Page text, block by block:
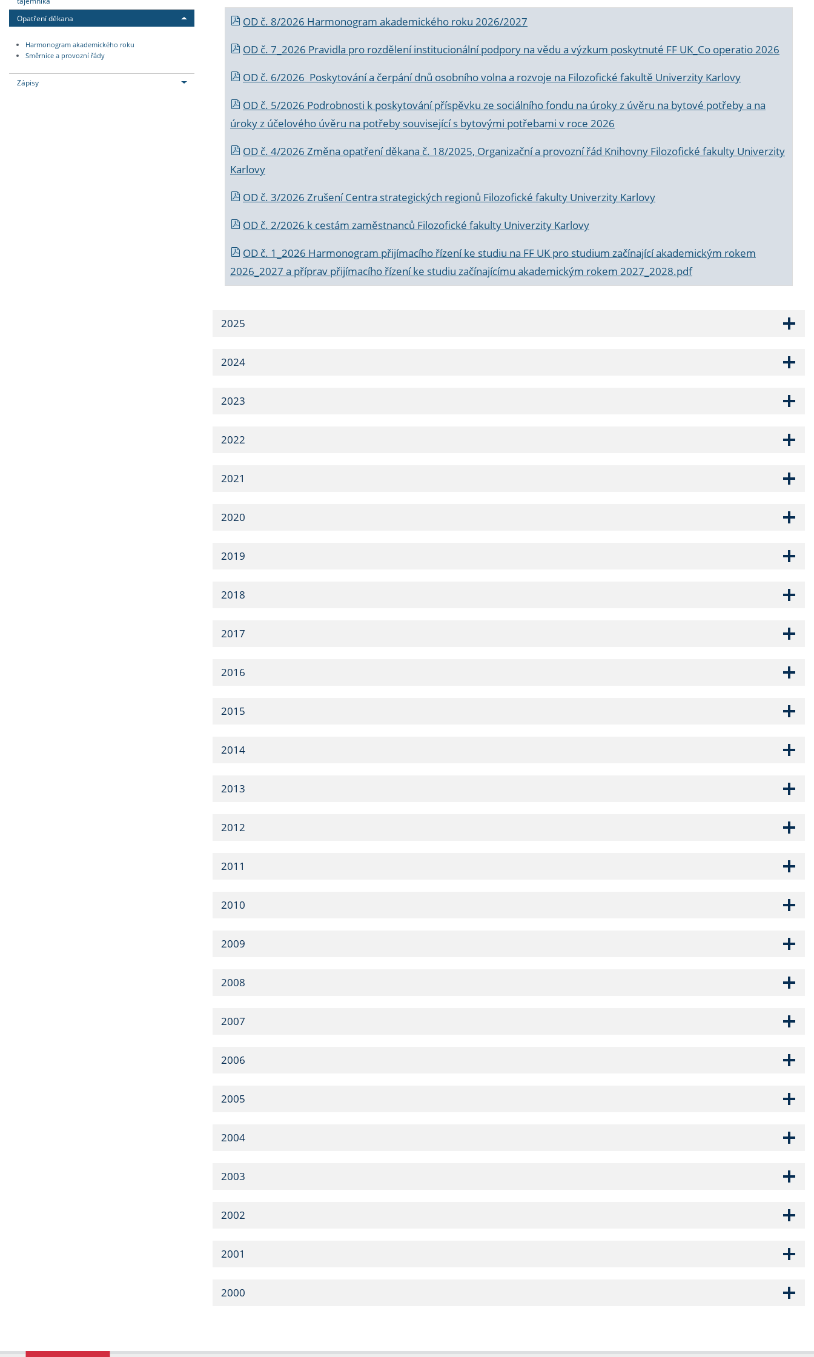
Opatření děkana
Harmonogram akademického roku
Směrnice a provozní řády
Zápisy
OD č. 8/2026 Harmonogram akademického roku 2026/2027
OD č. 7_2026 Pravidla pro rozdělení institucionální podpory na vědu a výzkum poskytnuté FF UK_Co operatio 2026
OD č. 6/2026 Poskytování a čerpání dnů osobního volna a rozvoje na Filozofické fakultě Univerzity Karlovy
OD č. 5/2026 Podrobnosti k poskytování příspěvku ze sociálního fondu na úroky z úvěru na bytové potřeby a na
úroky z účelového úvěru na potřeby související s bytovými potřebami v roce 2026
OD č. 4/2026 Změna opatření děkana č. 18/2025, Organizační a provozní řád Knihovny Filozofické fakulty Univerzity
Karlovy
OD č. 3/2026 Zrušení Centra strategických regionů Filozofické fakulty Univerzity Karlovy
OD č. 2/2026 k cestám zaměstnanců Filozofické fakulty Univerzity Karlovy
OD č. 1_2026 Harmonogram přijímacího řízení ke studiu na FF UK pro studium začínající akademickým rokem
2026_2027 a příprav přijímacího řízení ke studiu začínajícímu akademickým rokem 2027_2028.pdf
2025
2024
2023
2022
2021
2020
2019
2018
2017
2016
2015
2014
2013
2012
2011
2010
2009
2008
2007
2006
2005
2004
2003
2002
2001
2000